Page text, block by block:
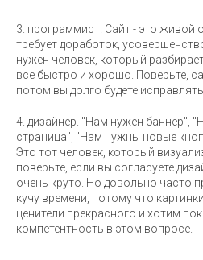
3. программист. Сайт - это живой
требует доработок,
нужен человек, который
все быстро и хорошо. Поверьте,
потом вы долго будете исправлять.
4. дизайнер. "Нам нужен баннер",
страница", "Нам нужны новые
Это тот человек, который
поверьте, если вы согласуете
очень круто. Но довольно часто
кучу времени, потому что
ценители прекрасного и хотим
компетентность в этом вопросе.